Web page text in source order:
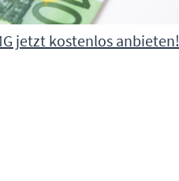
jetzt kostenlos anbieten!